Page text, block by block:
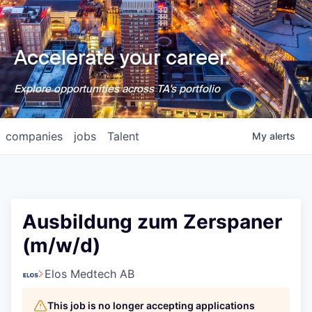
Accelerate your career.
Explore opportunities across TA's portfolio
jobs
companies Talent My alerts
Ausbildung zum Zerspaner
(m/w/d)
Elos Medtech AB
This job is no longer accepting applications